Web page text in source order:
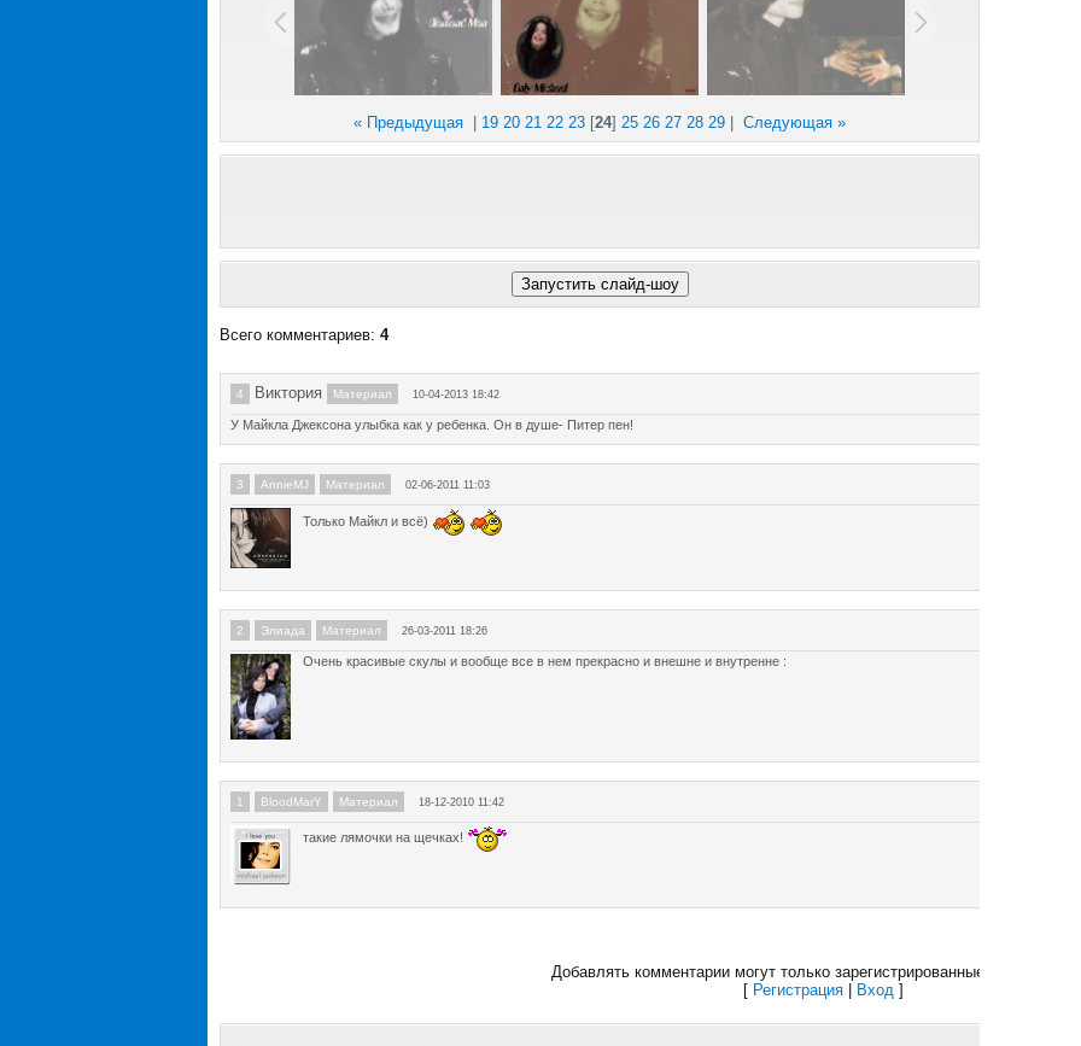
« Предыдущая 19 20 21 22 23 [24] 25 26 27 28 29 Следующая »
Всего комментариев: 4
4 Виктория Материал 10-04-2013 18:42
У Майкла Джексона улыбка как у ребенка. Он в душе- Питер пен!
3 AnnieMJ Материал 02-06-2011 11:03
Только Майкл и всё)
2 Элиада Материал 26-03-2011 18:26
Очень красивые скулы и вообще все в нем прекрасно и внешне и внутренне :
1 BloodMarY Материал 18-12-2010 11:42
такие лямочки на щечках!
Добавлять комментарии могут только зарегистрированные
[ Регистрация| Вход]